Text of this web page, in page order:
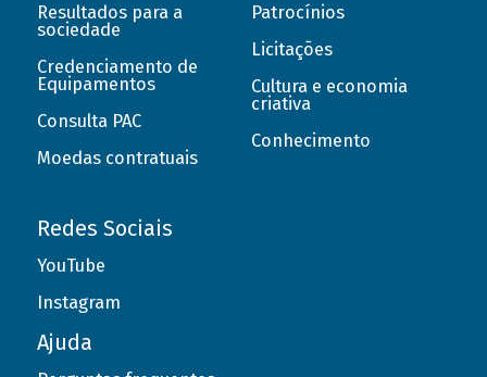
Resultados para a
sociedade
Credenciamento de
Equipamentos
Consulta PAC
Moedas contratuais
Patrocínios
Licitações
Cultura e economia
criativa
Conhecimento
Redes Sociais
YouTube
Instagram
Ajuda